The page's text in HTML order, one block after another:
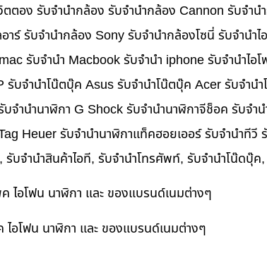
ตตอง รับจำนำกล้อง รับจำนำกล้อง Cannon รับจ
ร์ รับจำนำกล้อง Sony รับจำนำกล้องโซนี่ รับจำนำ
รับจำนำ Macbook รับจำนำ iphone รับจำนำไ
บจำนำโน๊ตบุ๊ค Asus รับจำนำโน๊ตบุ๊ค Acer รับจำน
จำนำนาฬิกา G Shock รับจำนำนาฬิกาจีช็อค รับจำ
Heuer รับจำนำนาฬิกาแท็คฮอยเออร์ รับจำนำทีวี
จำนำสินค้าไอที, รับจำนำโทรศัพท์, รับจำนำโน๊ดบุ๊ค
ไอโฟน นาฬิกา และ ของแบรนด์เนมต่างๆ
อโฟน นาฬิกา และ ของแบรนด์เนมต่างๆ